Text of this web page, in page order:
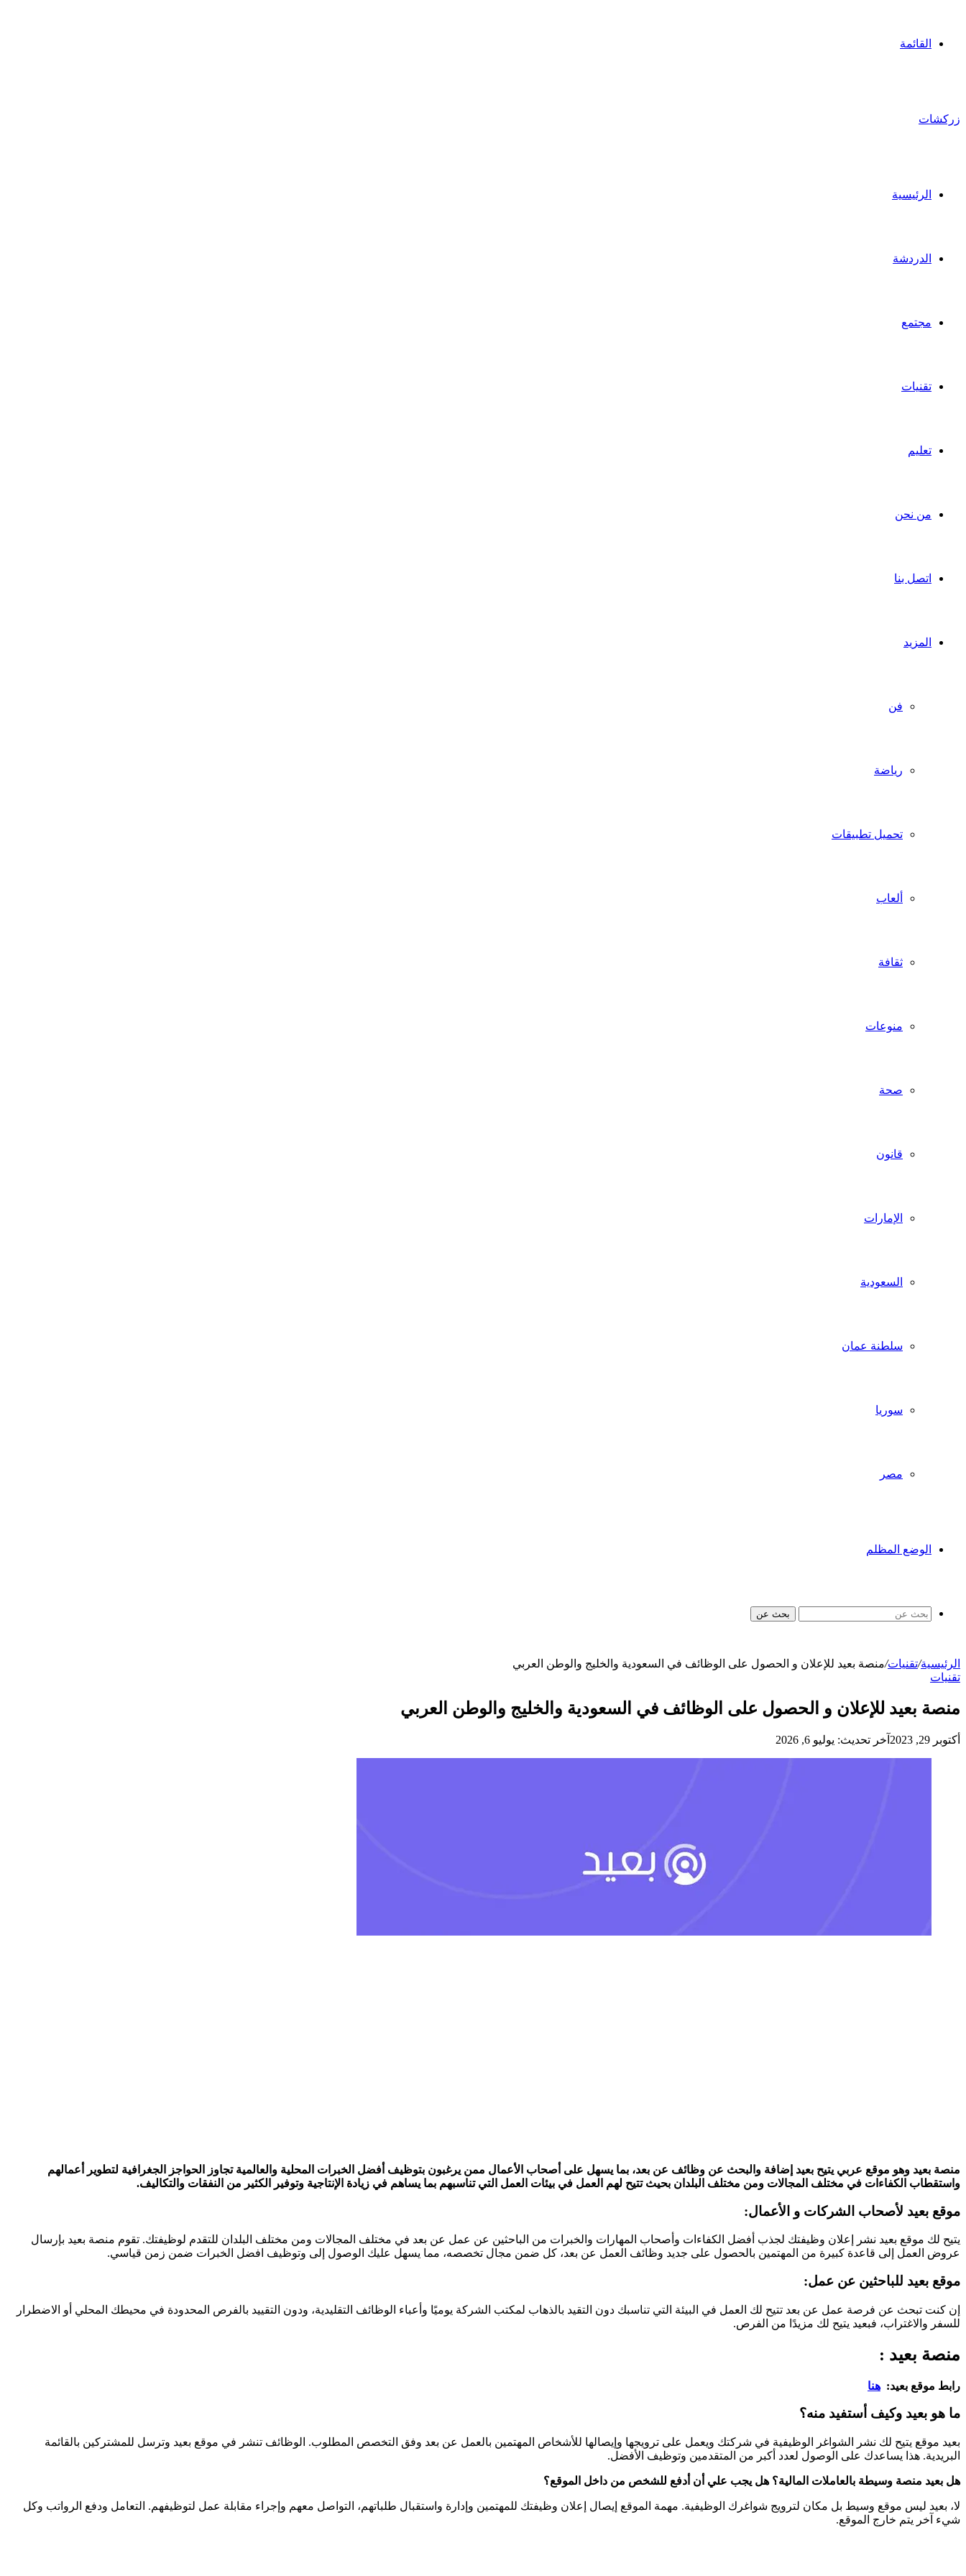
القائمة
زركشات
الرئيسية
الدردشة
مجتمع
تقنيات
تعليم
من نحن
اتصل بنا
المزيد
فن
رياضة
تحميل تطبيقات
ألعاب
ثقافة
منوعات
صحة
قانون
الإمارات
السعودية
سلطنة عمان
سوريا
مصر
الوضع المظلم
بحث عن
الرئيسية/تقنيات/منصة بعيد للإعلان و الحصول على الوظائف في السعودية والخليج والوطن العربي
تقنيات
منصة بعيد للإعلان و الحصول على الوظائف في السعودية والخليج والوطن العربي
أكتوبر 29, 2023 آخر تحديث: يوليو 6, 2026
منصة بعيد وهو موقع عربي يتيح بعيد إضافة والبحث عن وظائف عن بعد، بما يسهل على أصحاب الأعمال ممن يرغبون بتوظيف أفضل الخبرات المحلية والعالمية تجاوز الحواجز الجغرافية لتطوير أعمالهم
واستقطاب الكفاءات في مختلف المجالات ومن مختلف البلدان بحيث تتيح لهم العمل في بيئات العمل التي تناسبهم بما يساهم في زيادة الإنتاجية وتوفير الكثير من النفقات والتكاليف.
موقع بعيد لأصحاب الشركات و الأعمال:
يتيح لك موقع بعيد نشر إعلان وظيفتك لجذب أفضل الكفاءات وأصحاب المهارات والخبرات من الباحثين عن عمل عن بعد في مختلف المجالات ومن مختلف البلدان للتقدم لوظيفتك. تقوم منصة بعيد بإرسال
عروض العمل إلى قاعدة كبيرة من المهتمين بالحصول على جديد وظائف العمل عن بعد، كل ضمن مجال تخصصه، مما يسهل عليك الوصول إلى وتوظيف افضل الخبرات ضمن زمن قياسي.
موقع بعيد للباحثين عن عمل:
إن كنت تبحث عن فرصة عمل عن بعد تتيح لك العمل في البيئة التي تناسبك دون التقيد بالذهاب لمكتب الشركة يوميًا وأعباء الوظائف التقليدية، ودون التقييد بالفرص المحدودة في محيطك المحلي أو الاضطرار
للسفر والاغتراب، فبعيد يتيح لك مزيدًا من الفرص.
منصة بعيد :
رابط موقع بعيد: هنا
ما هو بعيد وكيف أستفيد منه؟
بعيد موقع يتيح لك نشر الشواغر الوظيفية في شركتك ويعمل على ترويجها وإيصالها للأشخاص المهتمين بالعمل عن بعد وفق التخصص المطلوب. الوظائف تنشر في موقع بعيد وترسل للمشتركين بالقائمة
البريدية. هذا يساعدك على الوصول لعدد أكبر من المتقدمين وتوظيف الأفضل.
هل بعيد منصة وسيطة بالعاملات المالية؟ هل يجب علي أن أدفع للشخص من داخل الموقع؟
لا، بعيد ليس موقع وسيط بل مكان لترويج شواغرك الوظيفية. مهمة الموقع إيصال إعلان وظيفتك للمهتمين وإدارة واستقبال طلباتهم، التواصل معهم وإجراء مقابلة عمل لتوظيفهم. التعامل ودفع الرواتب وكل
شيء آخر يتم خارج الموقع.